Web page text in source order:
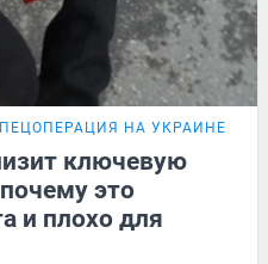
НА УКРАИНЕ
ключевую
это
и плохо для